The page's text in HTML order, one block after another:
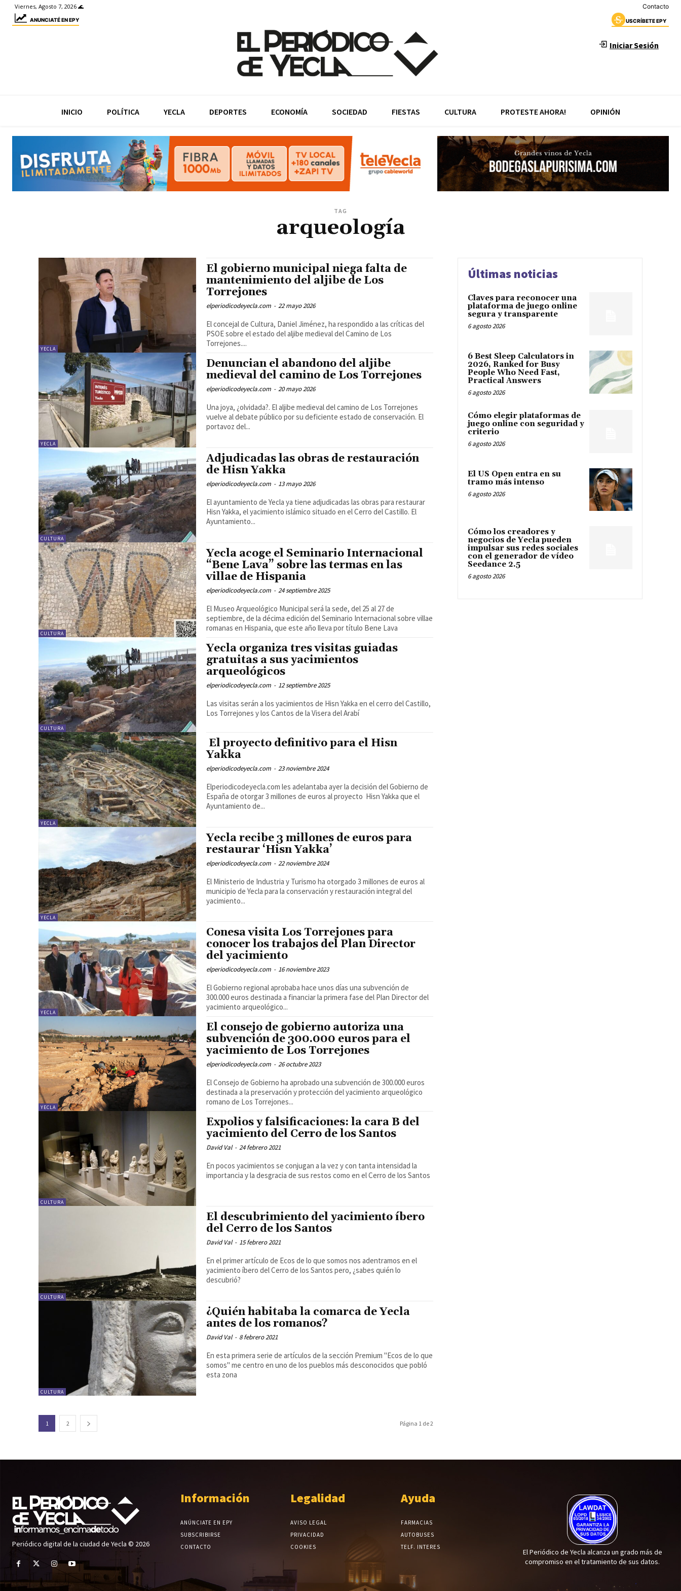
Viernes, Agosto 7, 2026 🌊 Contacto
ANUNCIATÉ EN EPY USCRÍBETE EPY
Iniciar Sesión
INICIO POLÍTICA YECLA DEPORTES ECONOMÍA SOCIEDAD FIESTAS CULTURA PROTESTE AHORA! OPINIÓN
TAG
arqueología
YECLA
El gobierno municipal niega falta de
mantenimiento del aljibe de Los
Torrejones
elperiodicodeyecla.com - 22 mayo 2026
El concejal de Cultura, Daniel Jiménez, ha respondido a las críticas del
PSOE sobre el estado del aljibe medieval del Camino de Los
Torrejones....
YECLA
Denuncian el abandono del aljibe
medieval del camino de Los Torrejones
elperiodicodeyecla.com - 20 mayo 2026
Una joya, ¿olvidada?. El aljibe medieval del camino de Los Torrejones
vuelve al debate público por su deficiente estado de conservación. El
portavoz del...
CULTURA
Adjudicadas las obras de restauración
de Hisn Yakka
elperiodicodeyecla.com - 13 mayo 2026
El ayuntamiento de Yecla ya tiene adjudicadas las obras para restaurar
Hisn Yakka, el yacimiento islámico situado en el Cerro del Castillo. El
Ayuntamiento...
CULTURA
Yecla acoge el Seminario Internacional
“Bene Lava” sobre las termas en las
villae de Hispania
elperiodicodeyecla.com - 24 septiembre 2025
El Museo Arqueológico Municipal será la sede, del 25 al 27 de
septiembre, de la décima edición del Seminario Internacional sobre villae
romanas en Hispania, que este año lleva por título Bene Lava
CULTURA
Yecla organiza tres visitas guiadas
gratuitas a sus yacimientos
arqueológicos
elperiodicodeyecla.com - 12 septiembre 2025
Las visitas serán a los yacimientos de Hisn Yakka en el cerro del Castillo,
Los Torrejones y los Cantos de la Visera del Arabí
YECLA
El proyecto definitivo para el Hisn
Yakka
elperiodicodeyecla.com - 23 noviembre 2024
Elperiodicodeyecla.com les adelantaba ayer la decisión del Gobierno de
España de otorgar 3 millones de euros al proyecto Hisn Yakka que el
Ayuntamiento de...
YECLA
Yecla recibe 3 millones de euros para
restaurar ‘Hisn Yakka’
elperiodicodeyecla.com - 22 noviembre 2024
El Ministerio de Industria y Turismo ha otorgado 3 millones de euros al
municipio de Yecla para la conservación y restauración integral del
yacimiento...
YECLA
Conesa visita Los Torrejones para
conocer los trabajos del Plan Director
del yacimiento
elperiodicodeyecla.com - 16 noviembre 2023
El Gobierno regional aprobaba hace unos días una subvención de
300.000 euros destinada a financiar la primera fase del Plan Director del
yacimiento arqueológico...
YECLA
El consejo de gobierno autoriza una
subvención de 300.000 euros para el
yacimiento de Los Torrejones
elperiodicodeyecla.com - 26 octubre 2023
El Consejo de Gobierno ha aprobado una subvención de 300.000 euros
destinada a la preservación y protección del yacimiento arqueológico
romano de Los Torrejones...
CULTURA
Expolios y falsificaciones: la cara B del
yacimiento del Cerro de los Santos
David Val - 24 febrero 2021
En pocos yacimientos se conjugan a la vez y con tanta intensidad la
importancia y la desgracia de sus restos como en el Cerro de los Santos
CULTURA
El descubrimiento del yacimiento íbero
del Cerro de los Santos
David Val - 15 febrero 2021
En el primer artículo de Ecos de lo que somos nos adentramos en el
yacimiento íbero del Cerro de los Santos pero, ¿sabes quién lo
descubrió?
CULTURA
¿Quién habitaba la comarca de Yecla
antes de los romanos?
David Val - 8 febrero 2021
En esta primera serie de artículos de la sección Premium "Ecos de lo que
somos" me centro en uno de los pueblos más desconocidos que pobló
esta zona
1 2 Página 1 de 2
Últimas noticias
Claves para reconocer una
plataforma de juego online
segura y transparente
6 agosto 2026
6 Best Sleep Calculators in
2026, Ranked for Busy
People Who Need Fast,
Practical Answers
6 agosto 2026
Cómo elegir plataformas de
juego online con seguridad y
criterio
6 agosto 2026
El US Open entra en su
tramo más intenso
6 agosto 2026
Cómo los creadores y
negocios de Yecla pueden
impulsar sus redes sociales
con el generador de vídeo
Seedance 2.5
6 agosto 2026
Periódico digital de la ciudad de Yecla © 2026
Información
ANÚNCIATE EN EPY
SUBSCRIBIRSE
CONTACTO
Legalidad
AVISO LEGAL
PRIVACIDAD
COOKIES
Ayuda
FARMACIAS
AUTOBUSES
TELF. INTERES
El Periódico de Yecla alcanza un grado más de
compromiso en el tratamiento de sus datos.